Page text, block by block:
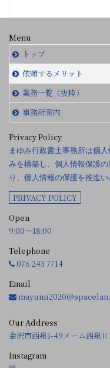
Menu
トップ
依頼するメリット
業務一覧（抜粋）
事務所案内
Privacy Policy
まゆみ行政書士事務所は個
みを構築し、個人情報保護
り、個人情報の保護を推進い
PRIVACY POLICY
Open
9:00〜18:00
Telephone
076 243 7714
Email
Our Address
金沢市西泉1-49メーム西泉
Instagram